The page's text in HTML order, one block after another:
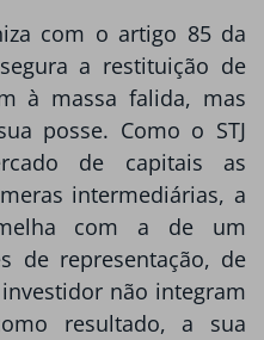
com o artigo 85 da
a restituição de
à massa falida, mas
posse. Como o STJ
de capitais as
intermediárias, a
com a de um
de representação, de
não integram
resultado, a sua